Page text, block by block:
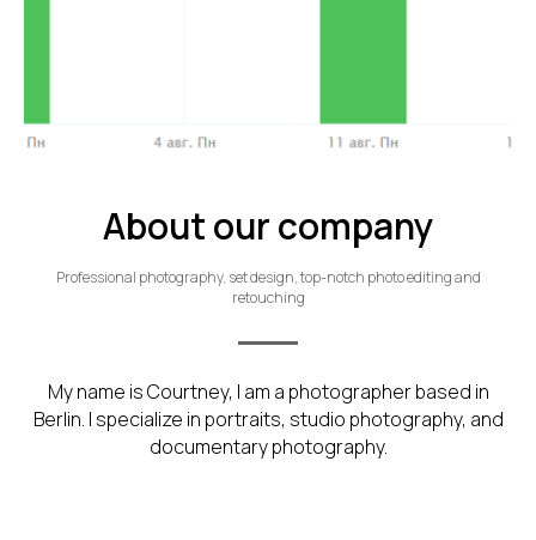
About our company
Professional photography, set design, top-notch photo editing and
retouching
My name is Courtney, I am a photographer based in
Berlin. I specialize in portraits, studio photography, and
documentary photography.